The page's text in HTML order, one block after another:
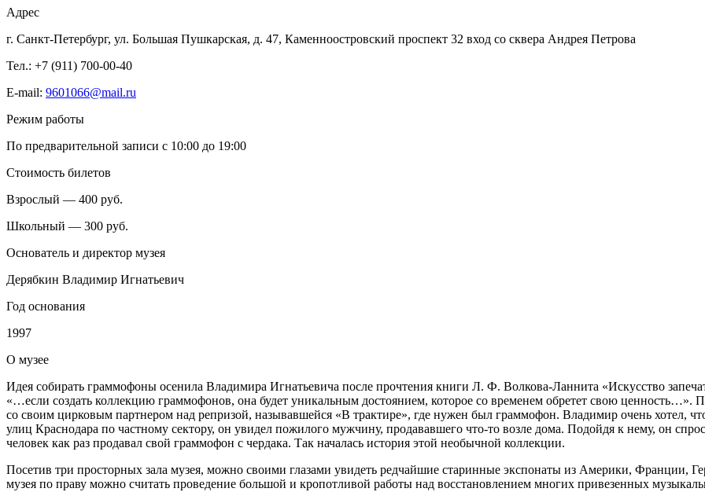
Адрес
г. Санкт-Петербург, ул. Большая Пушкарская, д. 47, Каменноостровский проспект 32 вход со сквера Андрея Петрова
Тел.: +7 (911) 700-00-40
E-mail: 9601066@mail.ru
Режим работы
По предварительной записи с 10:00 до 19:00
Стоимость билетов
Взрослый — 400 руб.
Школьный — 300 руб.
Основатель и директор музея
Дерябкин Владимир Игнатьевич
Год основания
1997
О музее
Идея собирать граммофоны осенила Владимира Игнатьевича после прочтения книги Л. Ф. Волкова-Ланнита «Искусство
«…если создать коллекцию граммофонов, она будет уникальным достоянием, которое со временем обретет свою
со своим цирковым партнером над репризой, называвшейся «В трактире», где нужен был граммофон. Владимир очень хотел,
улиц Краснодара по частному сектору, он увидел пожилого мужчину, продававшего что-то возле дома. Подойдя к нему, он
человек как раз продавал свой граммофон с чердака. Так началась история этой необычной коллекции.
Посетив три просторных зала музея, можно своими глазами увидеть редчайшие старинные экспонаты из Америки, Франции,
музея по праву можно считать проведение большой и кропотливой работы над восстановлением многих привезенных